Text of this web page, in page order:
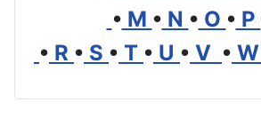
• M • N • O • P
• R • S • T • U • V • W